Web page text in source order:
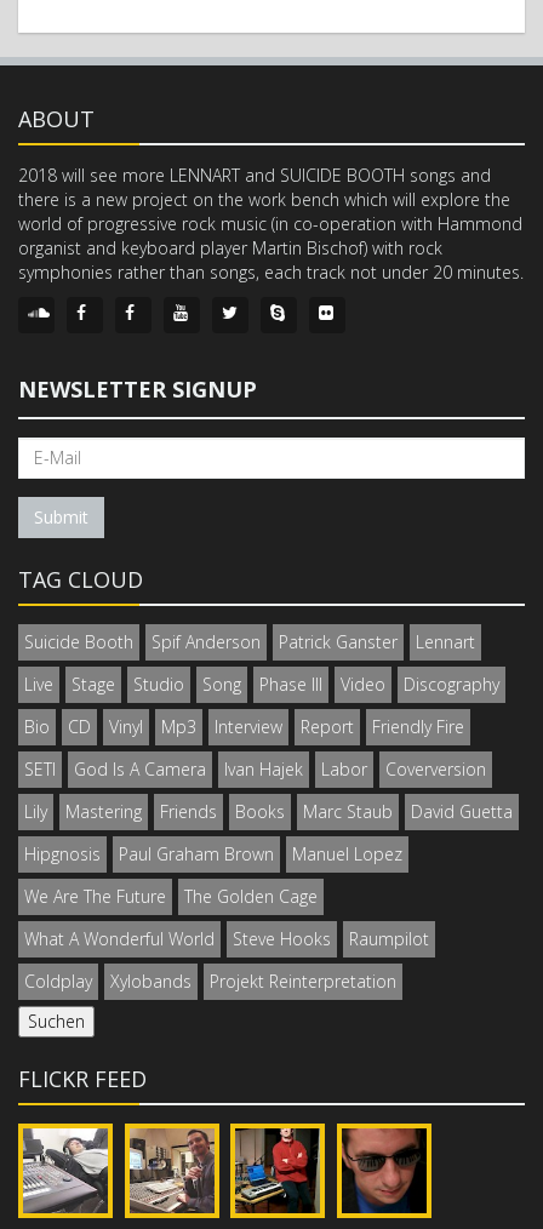
ABOUT
2018 will see more LENNART and SUICIDE BOOTH songs and
there is a new project on the work bench which will explore the
world of progressive rock music (in co-operation with Hammond
organist and keyboard player Martin Bischof) with rock
symphonies rather than songs, each track not under 20 minutes.
NEWSLETTER SIGNUP
Submit
TAG CLOUD
Suicide Booth Spif Anderson Patrick Ganster
Lennart
Live
Stage Studio Song Phase III Video
Discography
Bio
CD Vinyl Mp3 Interview Report
Friendly Fire
SETI
God Is A Camera Ivan Hajek Labor
Coverversion
Lily
Mastering Friends Books Marc Staub
David Guetta
Hipgnosis
Paul Graham Brown
Manuel Lopez
We Are The Future
The Golden Cage
What A Wonderful World
Steve Hooks
Raumpilot
Coldplay
Xylobands Projekt Reinterpretation
FLICKR FEED